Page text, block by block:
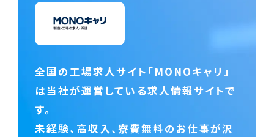
全国の工場求人サイト「MONOキャリ」
は当社が運営している求人情報サイトで
す。
未経験、高収入、寮費無料のお仕事が沢